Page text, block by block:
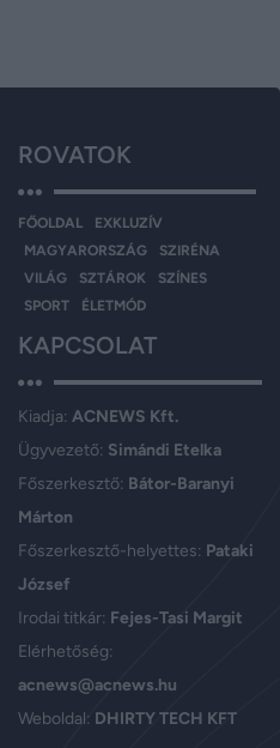
ROVATOK
FŐOLDAL
EXKLUZÍV
MAGYARORSZÁG
SZIRÉNA
VILÁG
SZTÁROK
SZÍNES
SPORT
ÉLETMÓD
KAPCSOLAT
Kiadja: ACNEWS Kft.
Ügyvezető: Simándi Etelka
Főszerkesztő: Bátor-Baranyi
Márton
Főszerkesztő-helyettes: Pataki
József
Irodai titkár: Fejes-Tasi Margit
Elérhetőség:
acnews@acnews.hu
Weboldal: DHIRTY TECH KFT